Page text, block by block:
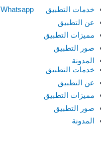
خدمات التطبيق
عن التطبيق
مميزات التطبيق
صور التطبيق
المدونة
خدمات التطبيق
عن التطبيق
مميزات التطبيق
صور التطبيق
المدونة
Whatsapp